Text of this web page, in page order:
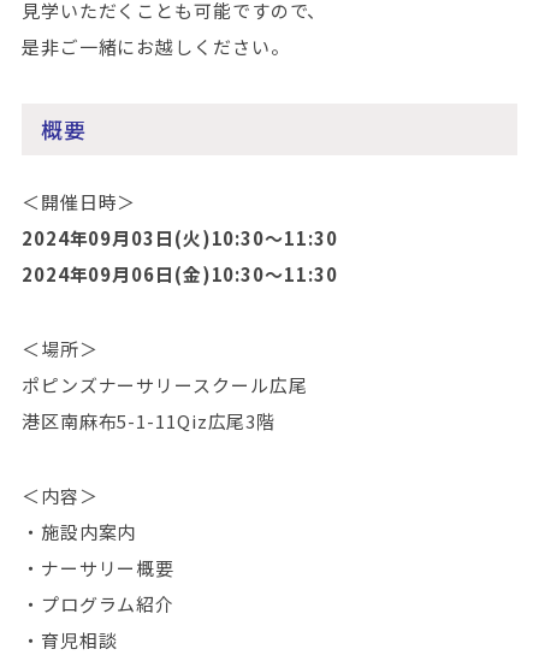
見学いただくことも可能ですので、
是非ご一緒にお越しください。
概要
＜開催日時＞
2024年09月03日(火)10:30～11:30
2024年09月06日(金)10:30～11:30
＜場所＞
ポピンズナーサリースクール広尾
港区南麻布5-1-11Qiz広尾3階
＜内容＞
・施設内案内
・ナーサリー概要
・プログラム紹介
・育児相談